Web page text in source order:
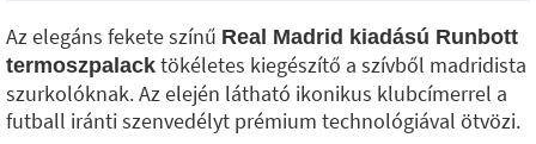
Az elegáns fekete színű Real Madrid kiadású Runbott
termoszpalack tökéletes kiegészítő a szívből madridista
szurkolóknak. Az elején látható ikonikus klubcímerrel a
futball iránti szenvedélyt prémium technológiával ötvözi.